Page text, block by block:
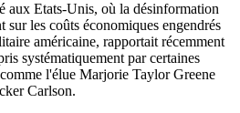
aux Etats-Unis, où la désinformation
sur les coûts économiques engendrés
américaine, rapportait récemment
systématiquement par certaines
l'élue Marjorie Taylor Greene
Carlson.